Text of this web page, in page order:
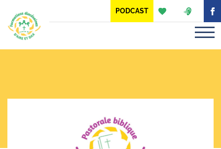
PODCAST
Panneau de gestion des cookies